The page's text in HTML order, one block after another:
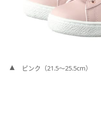
ピンク（21.5～25.5cm）